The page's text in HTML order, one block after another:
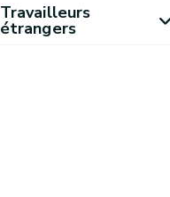
Travailleurs
étrangers